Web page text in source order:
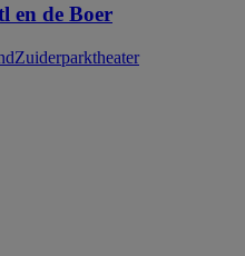
en de Boer
Zuiderparktheater